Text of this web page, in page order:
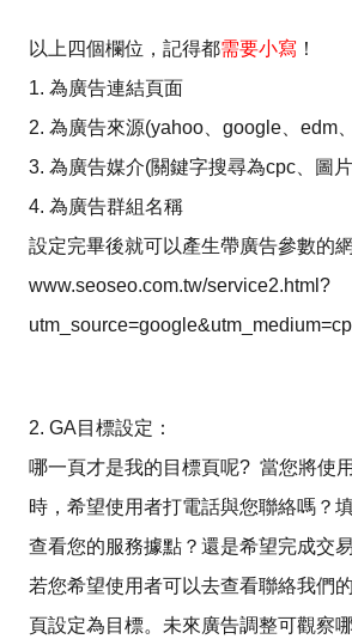
以上四個欄位，記得都需要小寫 ！
1. 為廣告連結頁面
2. 為廣告來源(yahoo、google、edm
3. 為廣告媒介(關鍵字搜尋為cpc、圖
4. 為廣告群組名稱
設定完畢後就可以產生帶廣告參數的
www.seoseo.com.tw/service2.html?
2. GA目標設定：
哪一頁才是我的目標頁呢? 當您將使
時，希望使用者打電話與您聯絡嗎？
查看您的服務據點？還是希望完成交
若您希望使用者可以去查看聯絡我們
頁設定為目標。未來廣告調整可觀察